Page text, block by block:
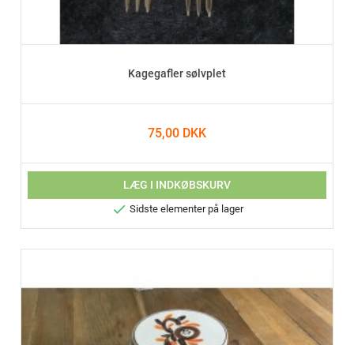
Kagegafler sølvplet
75,00 DKK
LÆG I INDKØBSKURV
 Sidste elementer på lager